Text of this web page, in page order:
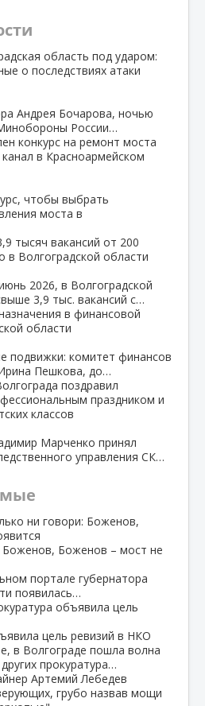
область под ударом:
о последствиях атаки
Андрея Бочарова, ночью
России…
конкурс на ремонт моста
в Красноармейском
чтобы выбрать
моста в
тысяч вакансий от 200
в Волгоградской области
2026, в Волгоградской
3,9 тыс. вакансий с…
в финансовой
области
подвижки: комитет финансов
Пешкова, до…
поздравил
праздником и
классов
Марченко принял
управления СК…
ни говори: Боженов,
портале губернатора
появилась…
объявила цель
в Волгограде пошла волна
прокуратура…
Артемий Лебедев
грубо назвав мощи